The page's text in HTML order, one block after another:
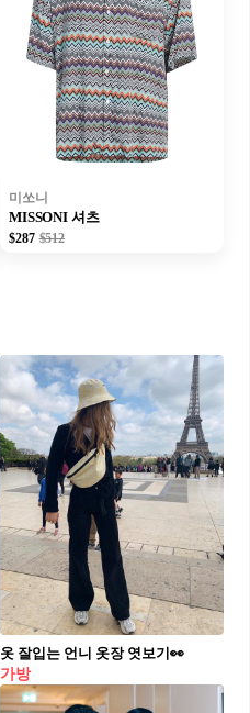
미쏘니
MISSONI 셔츠
$287 $512
옷 잘입는 언니 옷장 엿보기👀
가방